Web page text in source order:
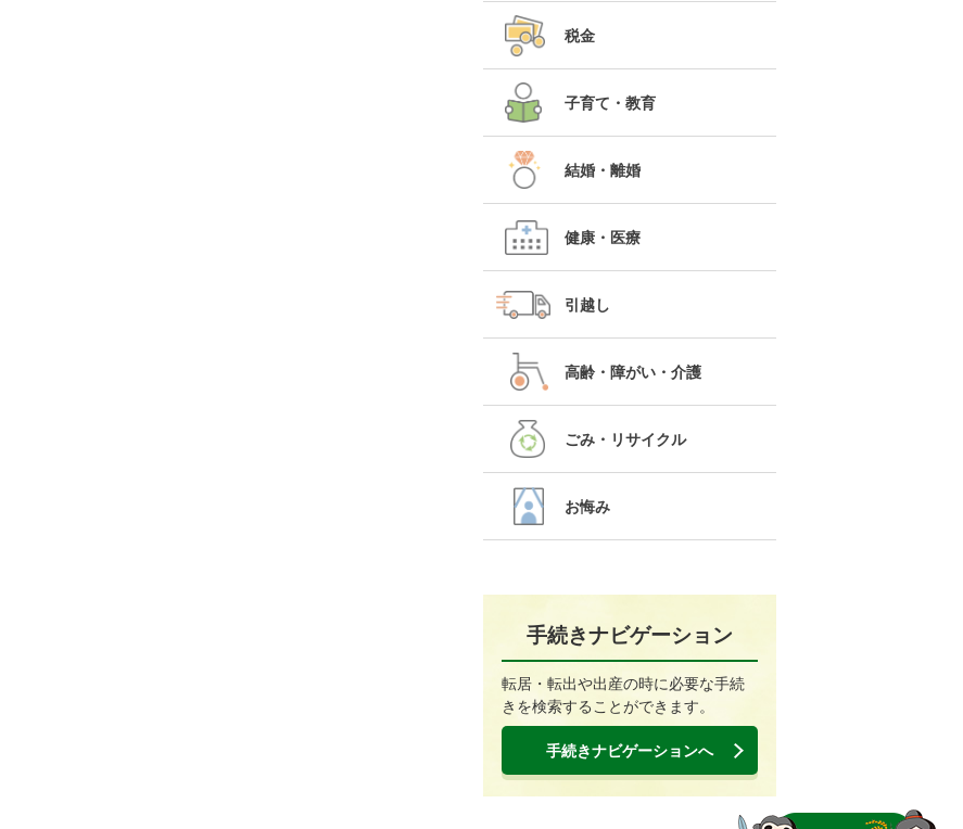
税金
子育て・教育
結婚・離婚
健康・医療
引越し
高齢・障がい・介護
ごみ・リサイクル
お悔み
手続きナビゲーション
転居・転出や出産の時に必要な手続
きを検索することができます。
手続きナビゲーションへ